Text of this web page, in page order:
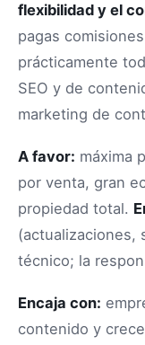
flexibilidad y el
pagas
prácticamente
SEO y de
marketing de
A favor: máxima
por venta, gran
propiedad total.
(actualizaciones,
técnico; la
Encaja con:
contenido y